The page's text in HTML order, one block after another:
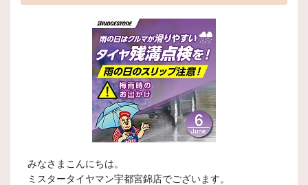
みなさまこんにちは。
ミスタータイヤマン宇都宮錦店でございます。